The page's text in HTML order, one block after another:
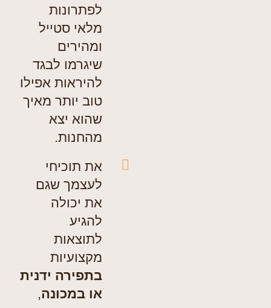
לפתרונות
מלאי סטייל
ומהירים
שיגרמו לבגד
להיראות אפילו
טוב יותר מאיך
שהוא יצא
מהחנות.
את תוכיחי
לעצמך שגם
את יכולה
להגיע
לתוצאות
מקצועיות
בתפירה ידנית
או במכונה,